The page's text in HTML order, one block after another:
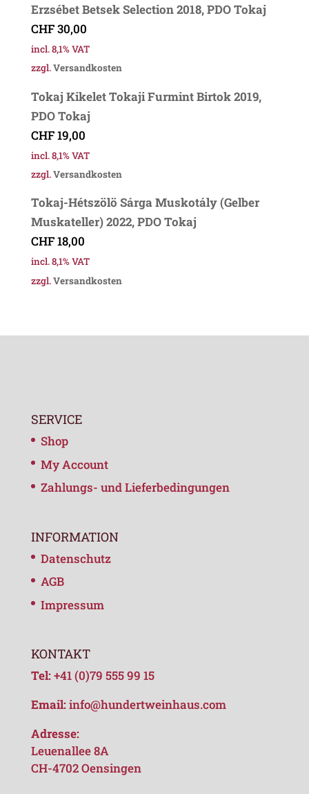
Erzsébet Betsek Selection 2018, PDO Tokaj
CHF30,00
incl. 8,1% VAT
zzgl.Versandkosten
Tokaj Kikelet Tokaji Furmint Birtok 2019,
PDO Tokaj
CHF19,00
incl. 8,1% VAT
zzgl.Versandkosten
Tokaj-Hétszölö Sárga Muskotály (Gelber
Muskateller) 2022, PDO Tokaj
CHF18,00
incl. 8,1% VAT
zzgl.Versandkosten
SERVICE
Shop
My Account
Zahlungs- und Lieferbedingungen
INFORMATION
Datenschutz
AGB
Impressum
KONTAKT
Tel:+41 (0)79 555 99 15
Email:info@hundertweinhaus.com
Adresse:
Leuenallee 8A
CH-4702 Oensingen